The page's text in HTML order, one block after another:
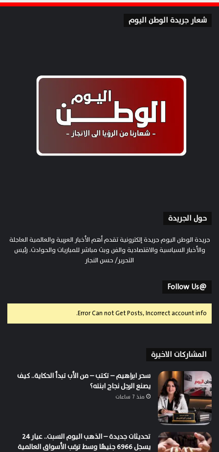
شعار جريدة الوطن اليوم
حول الجريدة
جريدة الوطن اليوم جريدة إلكترونية تقدم أهم الأخبار العربية والعالمية العاجلة
والأخبار السياسية والاقتصادية والفن وبث مباشر للمباريات والحوادث. رئيس
التحرير/ حسن النجار
@Follow Us
Error Can not Get Posts, Incorrect account info.
المشاركات الاخيرة
سحر ابراهيم – تكتب – من الأب تبدأ الحكاية.. كيف
يصنع الرجل نجاح ابنته؟
منذ 7 ساعات
تحديثات جديدة – الذهب اليوم السبت.. عيار 24
يسجل 6966 جنيهًا وسط ترقب الأسواق العالمية